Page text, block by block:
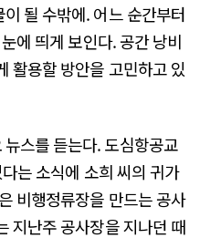
될 수밖에. 어느 순간부터
에 띄게 보인다. 공간 낭비
활용할 방안을 고민하고 있
스를 듣는다. 도심항공교
는 소식에 소희 씨의 귀가
비행정류장을 만드는 공사
지난주 공사장을 지나던 때